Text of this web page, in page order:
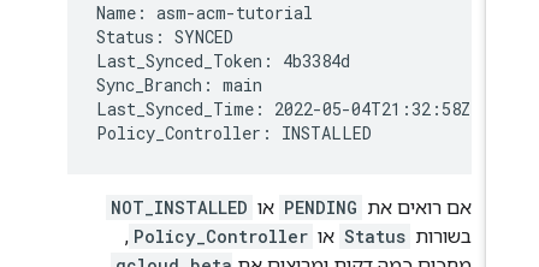
Name: asm-acm-tutorial
Status: SYNCED
Last_Synced_Token: 4b3384d
Sync_Branch: main
Last_Synced_Time: 2022-05-04T21:32:58Z
אם רואים את PENDING או NOT_INSTALLED
בשורות Status או Policy_Controller
,